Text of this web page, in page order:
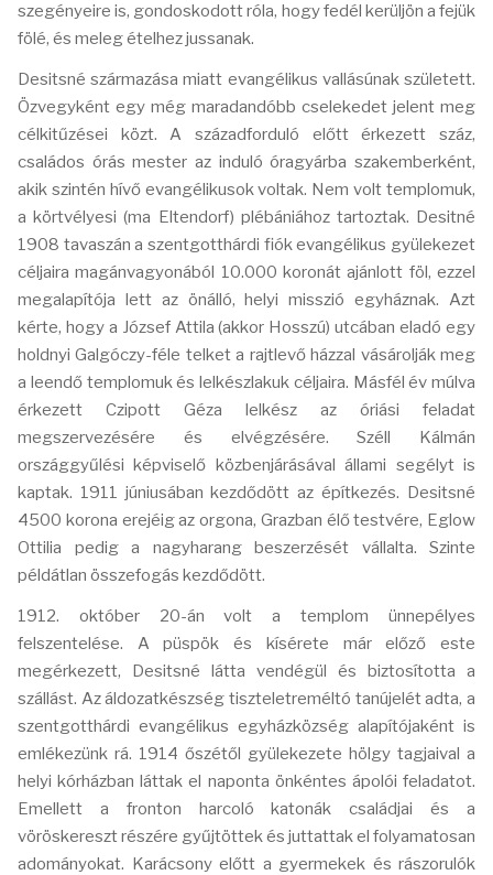
szegényeire is, gondoskodott róla, hogy fedél kerüljön a fejük
fölé, és meleg ételhez jussanak.
Desitsné származása miatt evangélikus vallásúnak született.
Özvegyként egy még maradandóbb cselekedet jelent meg
célkitűzései közt. A századforduló előtt érkezett száz,
családos órás mester az induló óragyárba szakemberként,
akik szintén hívő evangélikusok voltak. Nem volt templomuk,
a körtvélyesi (ma Eltendorf) plébániához tartoztak. Desitné
1908 tavaszán a szentgotthárdi fiók evangélikus gyülekezet
céljaira magánvagyonából 10.000 koronát ajánlott föl, ezzel
megalapítója lett az önálló, helyi misszió egyháznak. Azt
kérte, hogy a József Attila (akkor Hosszú) utcában eladó egy
holdnyi Galgóczy-féle telket a rajtlevő házzal vásárolják meg
a leendő templomuk és lelkészlakuk céljaira. Másfél év múlva
érkezett Czipott Géza lelkész az óriási feladat
megszervezésére és elvégzésére. Széll Kálmán
országgyűlési képviselő közbenjárásával állami segélyt is
kaptak. 1911 júniusában kezdődött az építkezés. Desitsné
4500 korona erejéig az orgona, Grazban élő testvére, Eglow
Ottilia pedig a nagyharang beszerzését vállalta. Szinte
példátlan összefogás kezdődött.
1912. október 20-án volt a templom ünnepélyes
felszentelése. A püspök és kísérete már előző este
megérkezett, Desitsné látta vendégül és biztosította a
szállást. Az áldozatkészség tiszteletreméltó tanújelét adta, a
szentgotthárdi evangélikus egyházközség alapítójaként is
emlékezünk rá. 1914 őszétől gyülekezete hölgy tagjaival a
helyi kórházban láttak el naponta önkéntes ápolói feladatot.
Emellett a fronton harcoló katonák családjai és a
vöröskereszt részére gyűjtöttek és juttattak el folyamatosan
adományokat. Karácsony előtt a gyermekek és rászorulók